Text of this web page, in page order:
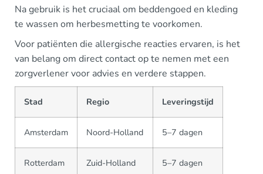
Na gebruik is het cruciaal om beddengoed en kleding
te wassen om herbesmetting te voorkomen.
Voor patiënten die allergische reacties ervaren, is het
van belang om direct contact op te nemen met een
zorgverlener voor advies en verdere stappen.
Stad Regio Leveringstijd
Amsterdam Noord-Holland 5–7 dagen
Rotterdam Zuid-Holland 5–7 dagen